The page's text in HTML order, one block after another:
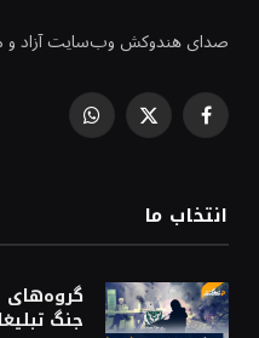
صدای هندوکش وب‌سایت آزاد و
Facebook
X
WhatsApp
انتخاب ما
گروه‌های
جنگ